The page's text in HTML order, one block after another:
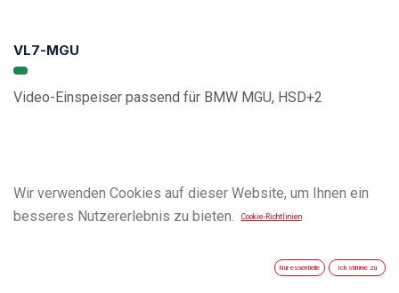
VL7-MGU
Video-Einspeiser passend für BMW MGU, HSD+2
Wir verwenden Cookies auf dieser Website, um Ihnen ein
besseres Nutzererlebnis zu bieten.
Cookie-Richtlinien
Nur essentielle Ich stimme zu